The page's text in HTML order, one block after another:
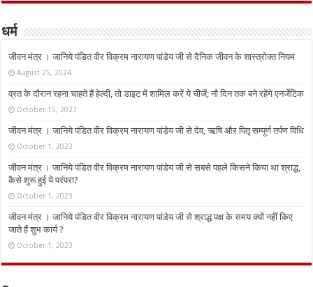
धर्म
जीवन मंत्र । जानिये पंडित वीर विक्रम नारायण पांडेय जी से दैनिक जीवन के शास्त्रोक्त नियम
August 25, 2024
व्रत के दौरान रहना चाहते हैं हेल्दी, तो डाइट में शामिल करें ये चीजें; नौ दिन तक बने रहेंगे एनर्जेटिक
October 15, 2023
जीवन मंत्र । जानिये पंडित वीर विक्रम नारायण पांडेय जी से देव, ऋषि और पितृ सम्पूर्ण तर्पण विधि
October 1, 2023
जीवन मंत्र । जानिये पंडित वीर विक्रम नारायण पांडेय जी से सबसे पहले किसने किया था श्राद्ध,
कैसे शुरू हुई ये परंपरा?
October 1, 2023
जीवन मंत्र । जानिये पंडित वीर विक्रम नारायण पांडेय जी से श्राद्ध पक्ष के समय क्यों नहीं किए
जाते हैं शुभ कार्य ?
October 1, 2023